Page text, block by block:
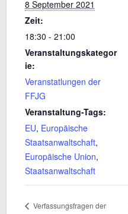
8 September 2021
Zeit:
18:30 - 21:00
Veranstaltungskategor
ie:
Veranstatlungen der
FFJG
Veranstaltung-Tags:
EU, Europäische
Staatsanwaltschaft,
Europäische Union,
Staatsanwaltschaft
Verfassungsfragen der